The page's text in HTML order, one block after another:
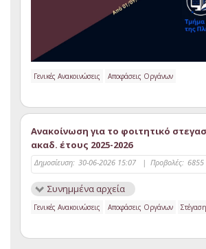
Γενικές Ανακοινώσεις Αποφάσεις Οργάνων
Ανακοίνωση για το φοιτητικό
ακαδ. έτους 2025-2026
Δημοσίευση: 30-06-2026 15:07 | Προβολές: 6855
Συνημμένα αρχεία
Γενικές Ανακοινώσεις Αποφάσεις Οργάνων Στέγαση